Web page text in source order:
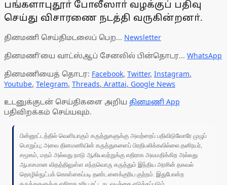
பங்களாபுதூா் போலீஸாா் வழக்குப் பதிவு
செய்து விசாரணை நடத்தி வருகின்றனா்.
தினமணி செய்திமடலைப் பெற... Newsletter
தினமணி'யை வாட்ஸ்ஆப் சேனலில் பின்தொடர... WhatsApp
தினமணியைத் தொடர: Facebook, Twitter, Instagram,
Youtube, Telegram, Threads, Arattai, Google News
உடனுக்குடன் செய்திகளை அறிய தினமணி App
பதிவிறக்கம் செய்யவும்.
பின்னூட்டத்தில் வெளியாகும் கருத்துகளுக்கு அவற்றைப் பதிவிடுவோரே முழுப்
பொறுப்பு; அவை தினமணியின் கருத்துகளைப் பிரதிபலிக்கவில்லை.தனிநபர்,
சமூகம், மதம் அல்லது நாடு ஆகியவற்றுக்கு எதிராக அவமதிக்கிற அல்லது
ஆபாசமான விதத்திலுள்ள எந்தவொரு கருத்தும் இந்திய அரசின் தகவல்
தொழில்நுட்பக் கொள்கைப்படி தண்டனைக்குரிய குற்றம். இதுபோன்ற